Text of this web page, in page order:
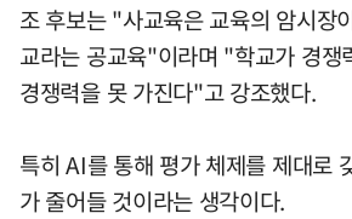
조 후보는 "사교육은 교육의 암시장
교라는 공교육"이라며 "학교가 경쟁
경쟁력을 못 가진다"고 강조했다.
특히 AI를 통해 평가 체제를 제대로
가 줄어들 것이라는 생각이다.